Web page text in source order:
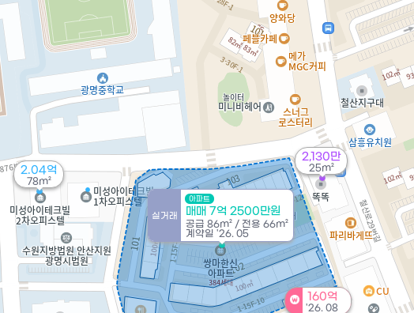
160억
'26. 08
실거래
아파트
매매 7억 2500만원
공급 86m² / 전용 66m²
계약일 '26. 05
2.04억
78m²
2,130만
25m²